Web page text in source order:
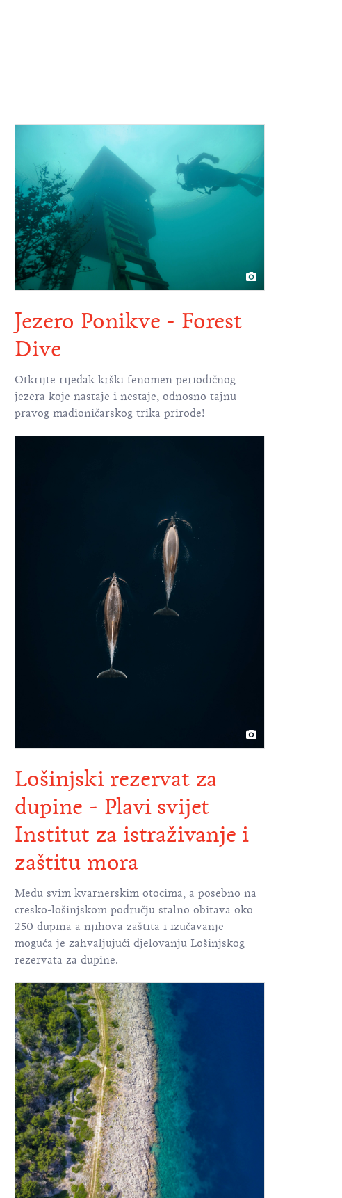
Jezero Ponikve - Forest
Dive
Otkrijte rijedak krški fenomen periodičnog
jezera koje nastaje i nestaje, odnosno tajnu
pravog mađioničarskog trika prirode!
Lošinjski rezervat za
dupine - Plavi svijet
Institut za istraživanje i
zaštitu mora
Među svim kvarnerskim otocima, a posebno na
cresko-lošinjskom području stalno obitava oko
250 dupina a njihova zaštita i izučavanje
moguća je zahvaljujući djelovanju Lošinjskog
rezervata za dupine.